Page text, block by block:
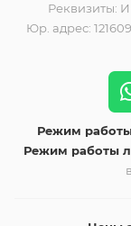
Реквизиты:
Юр. адрес:
Режим
Режим работы